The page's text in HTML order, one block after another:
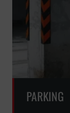
PARKING